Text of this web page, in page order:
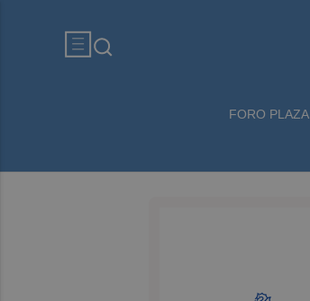
FORO PLAZA